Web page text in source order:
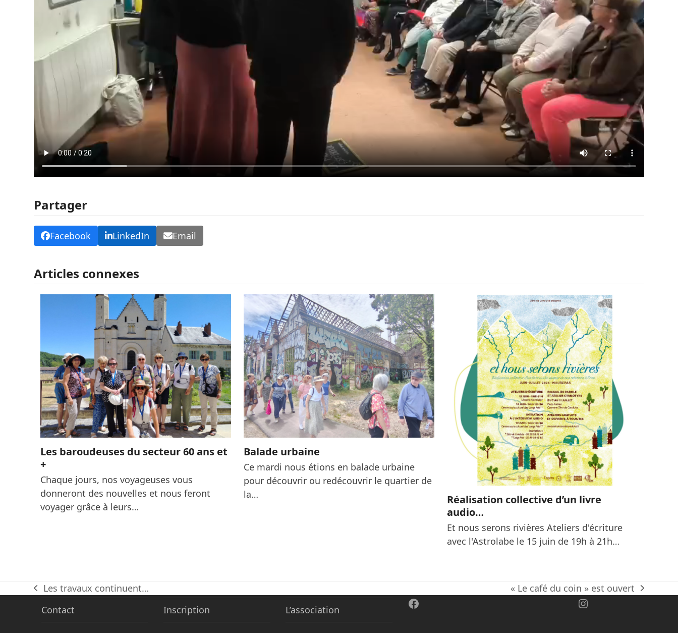
Partager
Facebook LinkedIn Email
Articles connexes
Les baroudeuses du secteur 60 ans et
+
Chaque jours, nos voyageuses vous
donneront des nouvelles et nous feront
voyager grâce à leurs…
Balade urbaine
Ce mardi nous étions en balade urbaine
pour découvrir ou redécouvrir le quartier de
la…
Réalisation collective d’un livre
audio…
Et nous serons rivières Ateliers d'écriture
avec l'Astrolabe le 15 juin de 19h à 21h…
previous
post:
Les travaux continuent…
next
« Le café du coin » est ouvert
Contact
Inscription L’association Facebook Instagram